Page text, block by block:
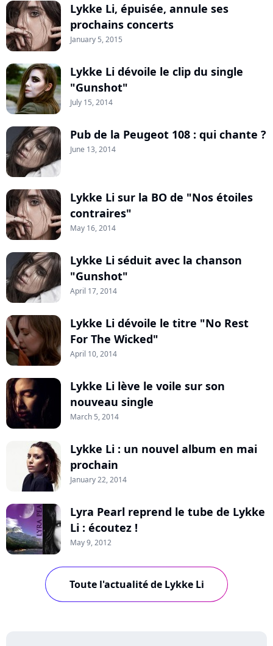
Lykke Li, épuisée, annule ses
prochains concerts
January 5, 2015
Lykke Li dévoile le clip du single
"Gunshot"
July 15, 2014
Pub de la Peugeot 108 : qui chante ?
June 13, 2014
Lykke Li sur la BO de "Nos étoiles
contraires"
May 16, 2014
Lykke Li séduit avec la chanson
"Gunshot"
April 17, 2014
Lykke Li dévoile le titre "No Rest
For The Wicked"
April 10, 2014
Lykke Li lève le voile sur son
nouveau single
March 5, 2014
Lykke Li : un nouvel album en mai
prochain
January 22, 2014
Lyra Pearl reprend le tube de Lykke
Li : écoutez !
May 9, 2012
Toute l'actualité de Lykke Li